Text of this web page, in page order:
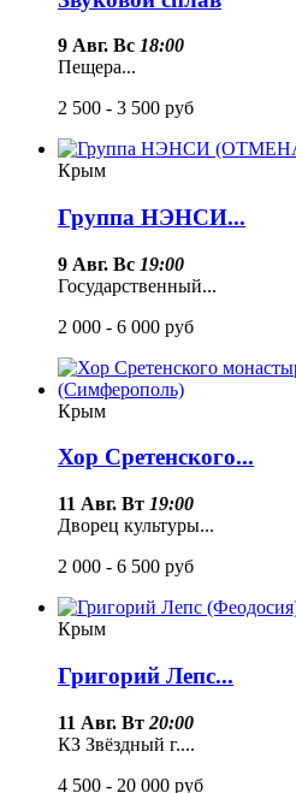
9 Авг. Вс 18:00
Пещера...
2 500 - 3 500 руб
Крым
Группа НЭНСИ...
9 Авг. Вс 19:00
Государственный...
2 000 - 6 000 руб
Крым
Хор Сретенского...
11 Авг. Вт 19:00
Дворец культуры...
2 000 - 6 500 руб
Крым
Григорий Лепс...
11 Авг. Вт 20:00
КЗ Звёздный г....
4 500 - 20 000 руб